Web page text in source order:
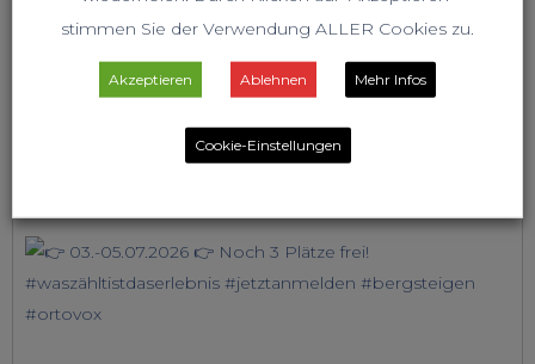
stimmen Sie der Verwendung ALLER Cookies zu.
Akzeptieren Ablehnen Mehr Infos
Cookie-Einstellungen